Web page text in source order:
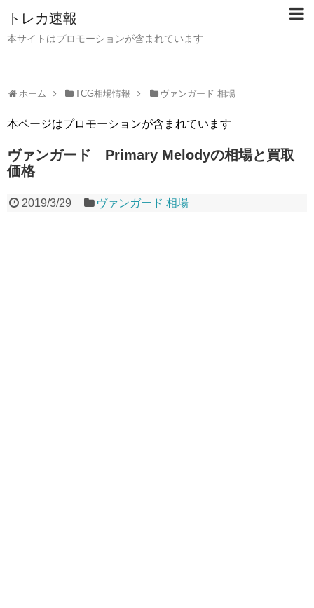
トレカ速報
本サイトはプロモーションが含まれています
ホーム TCG相場情報 ヴァンガード 相場
本ページはプロモーションが含まれています
ヴァンガード Primary Melodyの相場と買取
価格
2019/3/29 ヴァンガード 相場